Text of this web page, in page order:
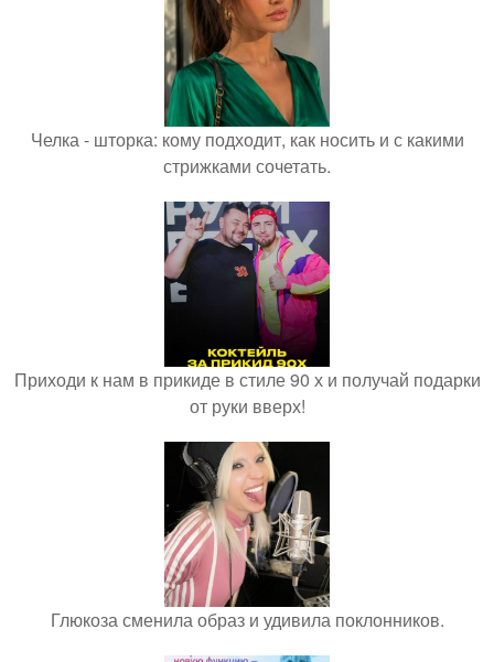
Челка - шторка: кому подходит, как носить и с какими
стрижками сочетать.
Приходи к нам в прикиде в стиле 90 х и получай подарки
от руки вверх!
Глюкоза сменила образ и удивила поклонников.